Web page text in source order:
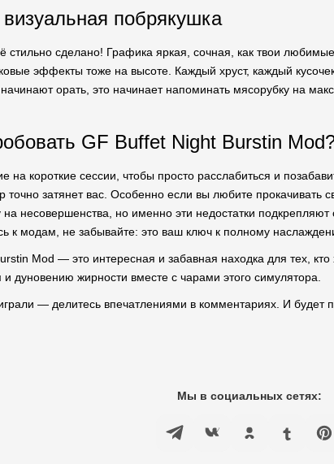
побрякушка
стильно сделано! Графика яркая, сочная, как твои
эффекты тоже на высоте. Каждый хруст, каждый
орать, это начинает напоминать мясорубку на
GF Buffet Night Burstin
на короткие сессии, чтобы просто расслабиться и
точно затянет вас. Особенно если вы любите прокачивать
на несовершенства, но именно эти недостатки
к модам, не забывайте: это ваш ключ к полному
Mod — это интересная и забавная находка для тех,
и дуновению жирности вместе с чарами этого симулятора.
— делитесь впечатлениями в комментариях. И будет
Мы в социальных сетях: